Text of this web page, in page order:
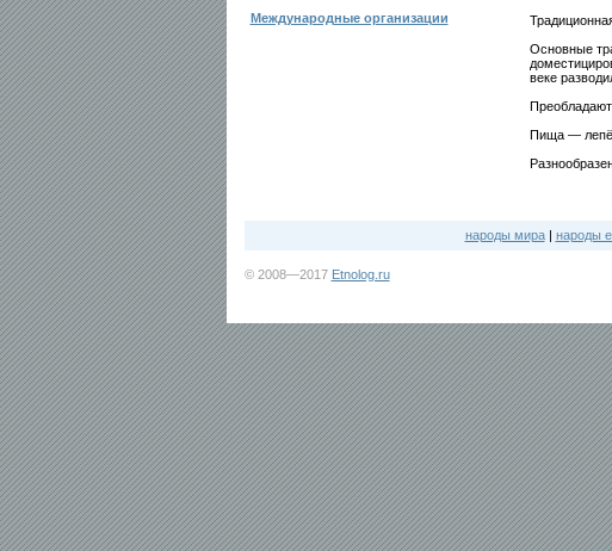
Международные организации
Основные
веке
Пища —
народы мира| народы
© 2008—2017 Etnolog.ru